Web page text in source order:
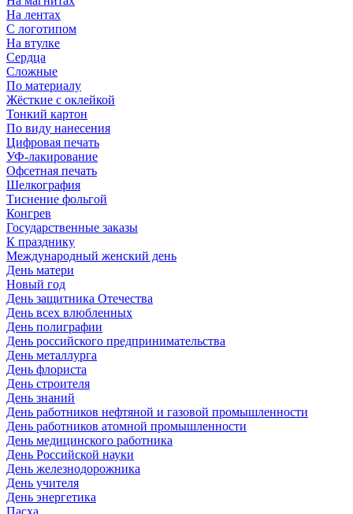
На лентах
С логотипом
На втулке
Сердца
Сложные
По материалу
Жёсткие с оклейкой
Тонкий картон
По виду нанесения
Цифровая печать
УФ-лакирование
Офсетная печать
Шелкография
Тиснение фольгой
Конгрев
Государственные заказы
К празднику
Международный женский день
День матери
Новый год
День защитника Отечества
День всех влюбленных
День полиграфии
День российского предпринимательства
День металлурга
День флориста
День строителя
День знаний
День работников нефтяной и газовой промышленности
День работников атомной промышленности
День медицинского работника
День Российской науки
День железнодорожника
День учителя
День энергетика
Пасха